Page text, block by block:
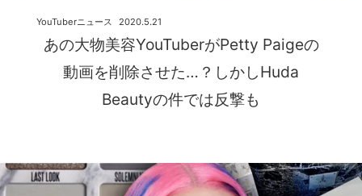
あの大物美容YouTuberがPetty Paigeの
動画を削除させた…？しかしHuda
Beautyの件では反撃も
2020.5.21
YouTuberニュース